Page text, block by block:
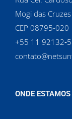
Mogi das Cruzes
CEP 08795-020
‪+55 11
ONDE ESTAMOS